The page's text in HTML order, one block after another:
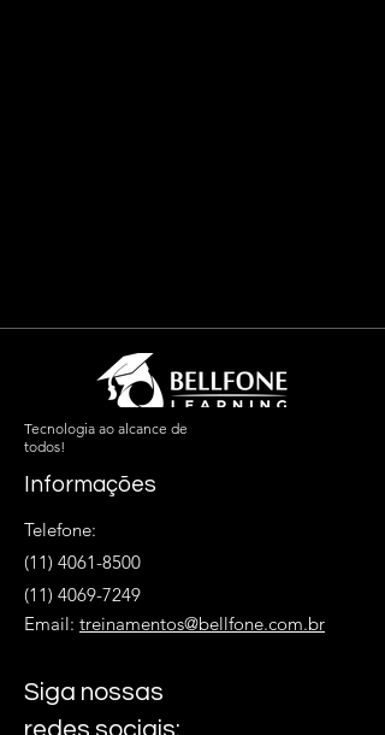
Tecnologia ao alcance de
todos!
Informações
Telefone:
(11) 4061-8500
(11) 4069-7249
Email: treinamentos@bellfone.com.br
Siga nossas
redes sociais: